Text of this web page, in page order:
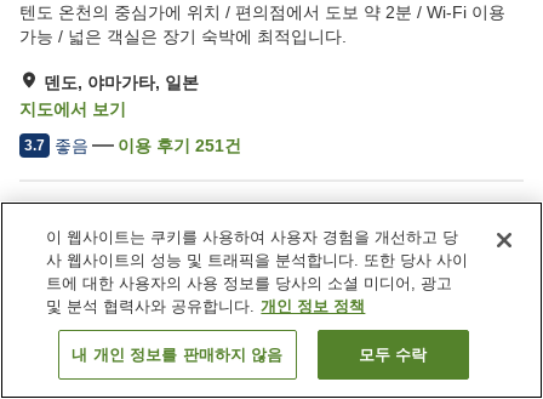
텐도 온천의 중심가에 위치 / 편의점에서 도보 약 2분 / Wi-Fi 이용
가능 / 넓은 객실은 장기 숙박에 최적입니다.
덴도, 야마가타, 일본
지도에서 보기
3.7 좋음 이용 후기 251건
주차장
스파 / 미용실
자동판매기
회의실
객실 보기
이 웹사이트는 쿠키를 사용하여 사용자 경험을 개선하고 당
사 웹사이트의 성능 및 트래픽을 분석합니다. 또한 당사 사이
트에 대한 사용자의 사용 정보를 당사의 소셜 미디어, 광고
및 분석 협력사와 공유합니다. 개인 정보 정책
내 개인 정보를 판매하지 않음 모두 수락